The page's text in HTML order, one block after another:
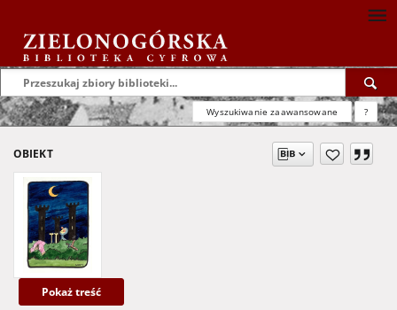
Wyszukiwanie zaawansowane ?
OBIEKT
Pokaż treść